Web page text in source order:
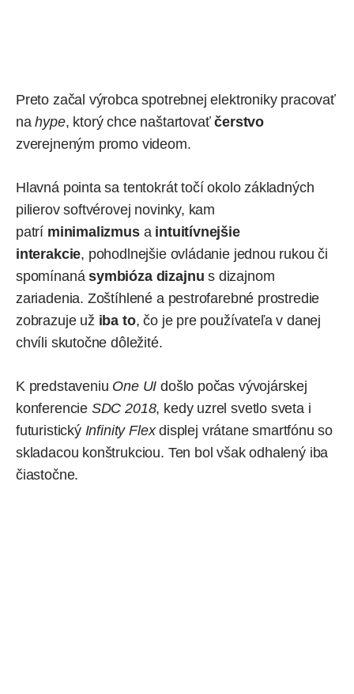
Preto začal výrobca spotrebnej elektroniky pracovať
nahype, ktorý chce naštartovaťčerstvo
zverejneným promo videom.
Hlavná pointa sa tentokrát točí okolo základných
pilierov softvérovej novinky, kam
patrí minimalizmus a intuitívnejšie
interakcie, pohodlnejšie ovládanie jednou rukou či
spomínanásymbióza dizajnu s dizajnom
zariadenia. Zoštíhlené a pestrofarebné prostredie
zobrazuje už iba to, čo je pre používateľa v danej
chvíli skutočne dôležité.
K predstaveniu One UI došlo počas vývojárskej
konferencie SDC 2018, kedy uzrel svetlo sveta i
futuristickýInfinity Flexdisplej vrátane smartfónu so
skladacou konštrukciou. Ten bol však odhalený iba
čiastočne.